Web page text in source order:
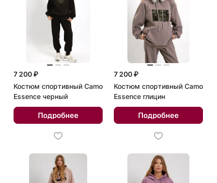
7 200 ₽
Костюм спортивный Camo
Essence черный
Подробнее
7 200 ₽
Костюм спортивный Camo
Essence глицин
Подробнее